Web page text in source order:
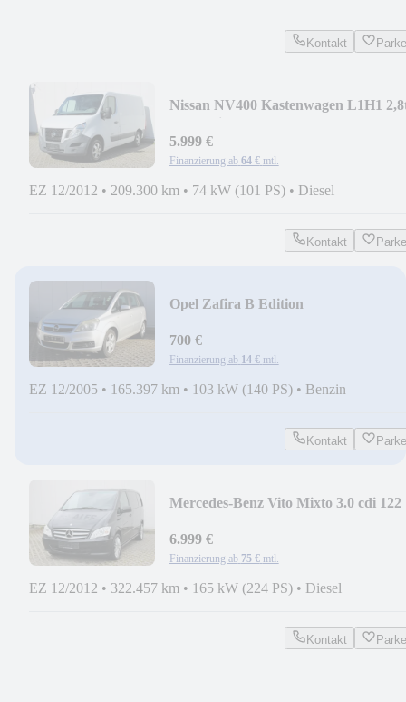
Kontakt
Nissan NV400 Kastenwagen L1H1
5.999 €
Finanzierung ab 64 € mtl.
EZ 12/2012 • 209.300 km • 74 kW (101 PS) • Diesel
Kontakt
Opel Zafira B Edition
700 €
Finanzierung ab 14 € mtl.
EZ 12/2005 • 165.397 km • 103 kW (140 PS) • Benzin
Kontakt
Mercedes-Benz Vito Mixto 3.0 cdi 122
6.999 €
Finanzierung ab 75 € mtl.
EZ 12/2012 • 322.457 km • 165 kW (224 PS) • Diesel
Kontakt